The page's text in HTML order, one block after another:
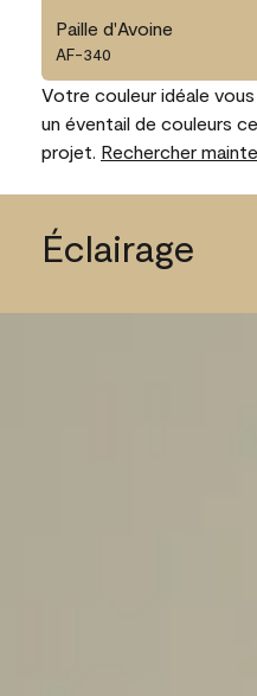
Paille d'Avoine
AF-340
Votre couleur idéale
un éventail de couleurs
projet. Rechercher
Éclairage